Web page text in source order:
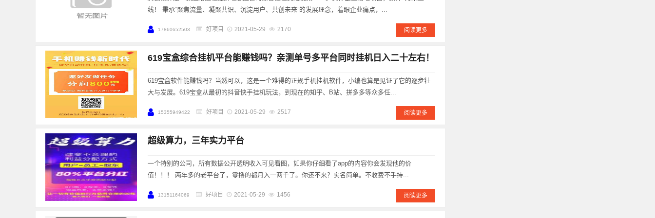
线！ 秉承“聚焦流量、凝聚共识、沉淀用户、共创未来”的发展理念，着眼企业痛点，...
17860652503 好项目 2021-05-29 2170 阅读更多
619宝盒综合挂机平台能赚钱吗？亲测单号多平台同时挂机日入二十左右！
619宝盒软件能赚钱吗？当然可以，这是一个难得的正规手机挂机软件，小编也算是见证了它的逐步壮
大与发展。619宝盒从最初的抖音快手挂机玩法，到现在的知乎、B站、拼多多等众多任...
15355949422 好项目 2021-05-29 2517 阅读更多
超级算力，三年实力平台
一个特别的公司，所有数据公开透明收入可见看图，如果你仔细看了app的内容你会发现他的价
值！！！ 两年多的老平台了，零撸的都月入一两千了。你还不来？实名简单。不收费不手持...
13151164069 好项目 2021-05-29 1456 阅读更多